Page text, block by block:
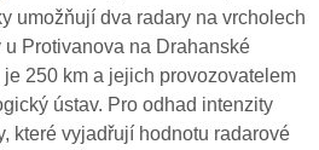
umožňují dva radary na vrcholech
Protivanova na Drahanské
250 km a jejich provozovatelem
ústav. Pro odhad intenzity
které vyjadřují hodnotu radarové